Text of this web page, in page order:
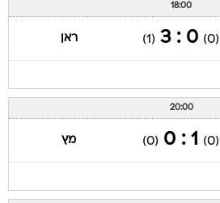
18:00
(0)
0 : 3
(1) ראן
20:00
(0)
1 : 0
(0) מץ